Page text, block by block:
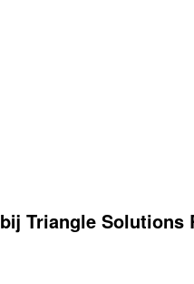
Triangle Solutions